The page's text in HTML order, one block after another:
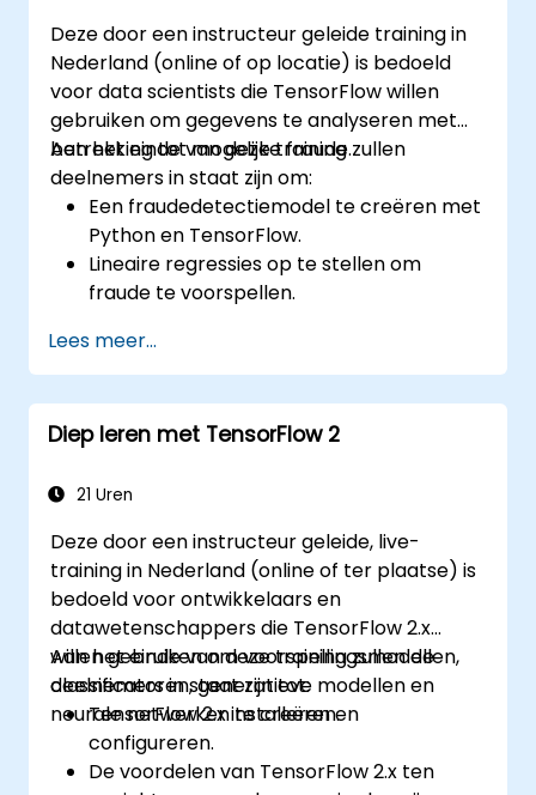
Deze door een instructeur geleide training in
Nederland (online of op locatie) is bedoeld
voor data scientists die TensorFlow willen
gebruiken om gegevens te analyseren met
betrekking tot mogelijke fraude.
Aan het einde van deze training zullen
deelnemers in staat zijn om:
Een fraudedetectiemodel te creëren met
Python en TensorFlow.
Lineaire regressies op te stellen om
fraude te voorspellen.
voor de analyse van fraudegegevens.
Lees meer...
Diep leren met TensorFlow 2
21 Uren
Deze door een instructeur geleide, live-
training in Nederland (online of ter plaatse) is
bedoeld voor ontwikkelaars en
datawetenschappers die TensorFlow 2.x
willen gebruiken om voorspellingsmodellen,
classificatoren, generatieve modellen en
neurale netwerken te creëren.
Aan het einde van deze training zullen de
deelnemers in staat zijn tot:
TensorFlow 2.x installeren en
configureren.
De voordelen van TensorFlow 2.x ten